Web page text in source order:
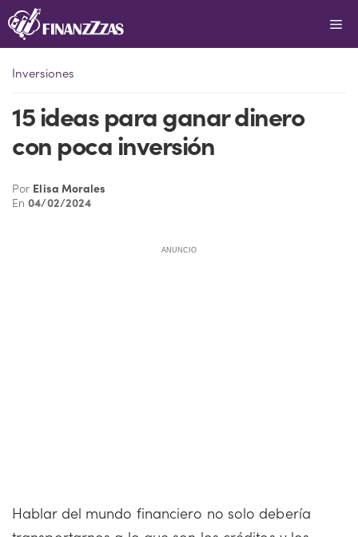
Saltar
al
Inversiones
15 ideas para ganar dinero
con poca inversión
Por Elisa Morales
En04/02/2024
ANUNCIO
Hablar del mundo financiero no solo debería